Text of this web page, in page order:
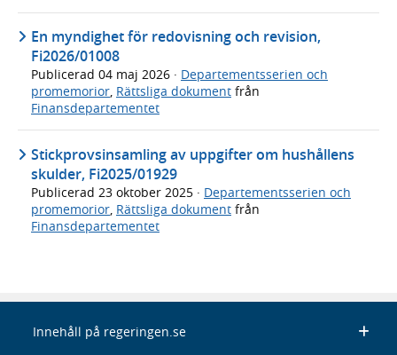
En myndighet för redovisning och revision,
Fi2026/01008
Publicerad 04 maj 2026 · Departementsserien och
promemorior, Rättsliga dokument från
Finansdepartementet
Stickprovsinsamling av uppgifter om hushållens
skulder, Fi2025/01929
Publicerad 23 oktober 2025 · Departementsserien och
promemorior Rättsliga dokument från
Finansdepartementet
Innehåll på regeringen.se